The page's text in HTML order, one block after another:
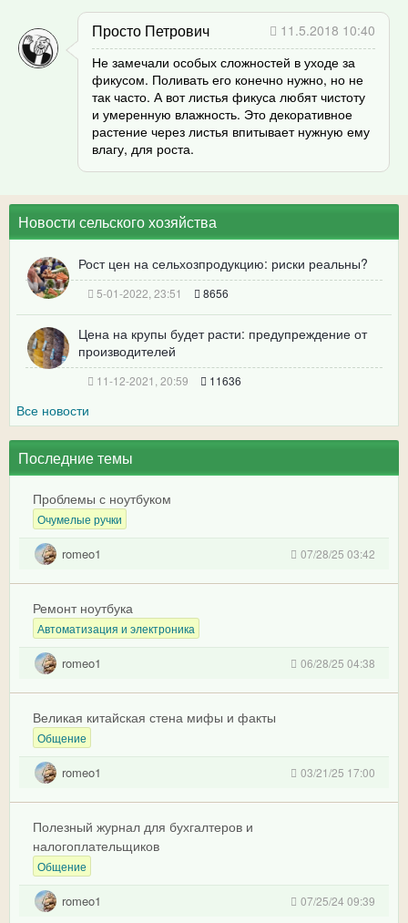
Просто Петрович
11.5.2018 10:40
Не замечали особых сложностей в уходе за
фикусом. Поливать его конечно нужно, но не
так часто. А вот листья фикуса любят чистоту
и умеренную влажность. Это декоративное
растение через листья впитывает нужную ему
влагу, для роста.
Новости сельского хозяйства
Рост цен на сельхозпродукцию: риски реальны?
5-01-2022, 23:51 8656
Цена на крупы будет расти: предупреждение от
производителей
11-12-2021, 20:59 11636
Все новости
Последние темы
Проблемы с ноутбуком
Очумелые ручки
romeo1 07/28/25 03:42
Ремонт ноутбука
Автоматизация и электроника
romeo1 06/28/25 04:38
Великая китайская стена мифы и факты
Общение
romeo1 03/21/25 17:00
Полезный журнал для бухгалтеров и
налогоплательщиков
Общение
romeo1 07/25/24 09:39